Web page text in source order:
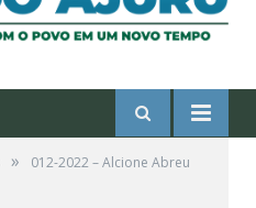
»
012-2022 – Alcione Abreu